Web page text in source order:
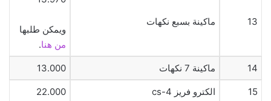
13 ماكينة بسبع نكهات
ويمكن طلبها
من هنا.
14 ماكينة 7 نكهات 13.000
15 الكترو فريز cs-4 22.000